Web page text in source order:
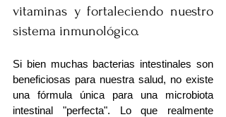
vitaminas y fortaleciendo nuestro
sistema inmunológico.
Si bien muchas bacterias intestinales son
beneficiosas para nuestra salud, no existe
una fórmula única para una microbiota
intestinal "perfecta". Lo que realmente